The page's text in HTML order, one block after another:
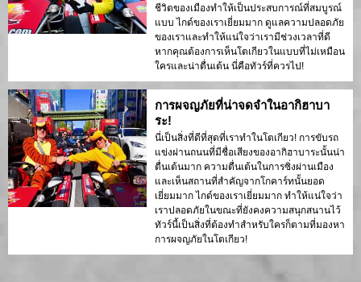
ชีวิตของเมืองทำให้เป็นประสบการณ์ที่สมบูรณ์
แบบ ไกด์ของเราเยี่ยมมาก ดูแลความปลอดภัย
ของเราและทำให้แน่ใจว่าเรามีช่วงเวลาที่ดี
หากคุณต้องการเห็นโตเกียวในแบบที่ไม่เหมือน
ใครและน่าตื่นเต้น นี่คือทัวร์ที่ควรไป!
การผจญภัยที่น่าจดจำในอากิฮาบา
ระ!
นี่เป็นสิ่งที่ดีที่สุดที่เราทำในโตเกียว! การขับรถ
แข่งผ่านถนนที่มีชื่อเสียงของอากิฮาบาระนั้นน่า
ตื่นเต้นมาก ความตื่นเต้นในการซิ่งผ่านเมือง
และเห็นสถานที่สำคัญจากโกคาร์ทนั้นยอด
เยี่ยมมาก ไกด์ของเราเยี่ยมมาก ทำให้แน่ใจว่า
เราปลอดภัยในขณะที่ยังคงความสนุกสนานไว้
ทัวร์นี้เป็นสิ่งที่ต้องทำสำหรับใครก็ตามที่มองหา
การผจญภัยในโตเกียว!